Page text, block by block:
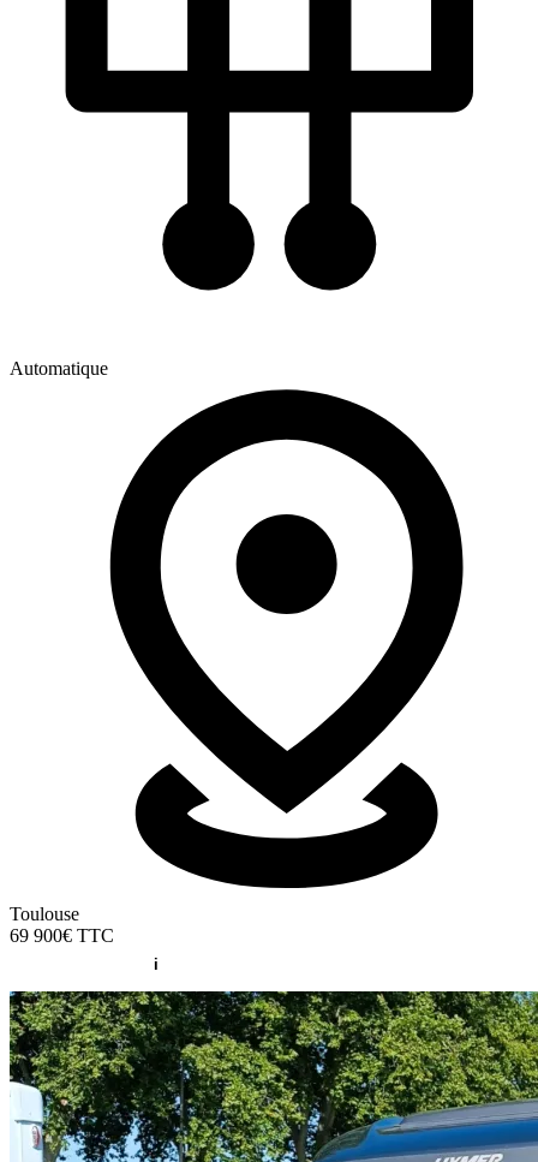
Automatique
Toulouse
69 900€ TTC